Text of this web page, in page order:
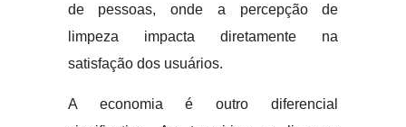
de pessoas, onde a percepção de
limpeza impacta diretamente na
satisfação dos usuários.
A economia é outro diferencial